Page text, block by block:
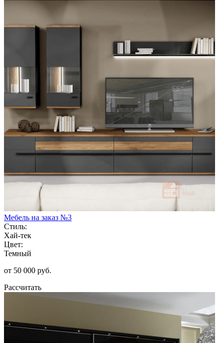
Мебель на заказ №3
Стиль:
Хай-тек
Цвет:
Темный
от 50 000 руб.
Рассчитать